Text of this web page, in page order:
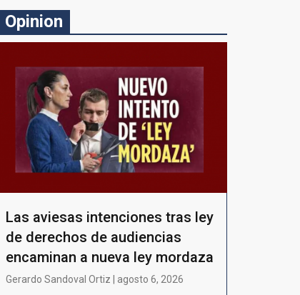
Opinion
Las aviesas intenciones tras ley
de derechos de audiencias
encaminan a nueva ley mordaza
Gerardo Sandoval Ortiz | agosto 6, 2026